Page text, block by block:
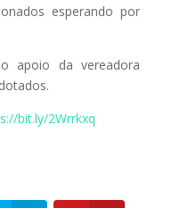
esperando por
apoio da vereadora
bit.ly/2Wrrkxq